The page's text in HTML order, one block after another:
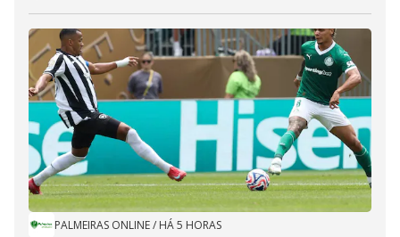
PALMEIRAS ONLINE/ HÁ 5 HORAS